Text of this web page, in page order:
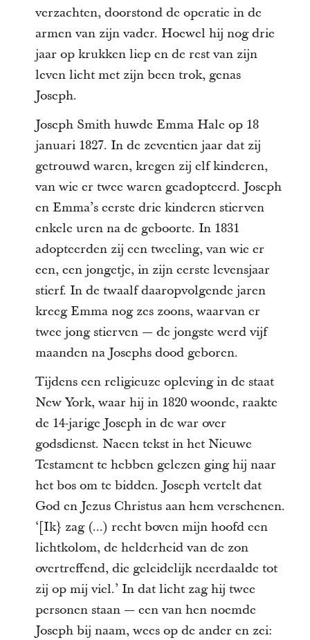
verzachten, doorstond de operatie in de
armen van zijn vader. Hoewel hij nog drie
jaar op krukken liep en de rest van zijn
leven licht met zijn been trok, genas
Joseph.
Joseph Smith huwde Emma Hale op 18
januari 1827. In de zeventien jaar dat zij
getrouwd waren, kregen zij elf kinderen,
van wie er twee waren geadopteerd. Joseph
en Emma’s eerste drie kinderen stierven
enkele uren na de geboorte. In 1831
adopteerden zij een tweeling, van wie er
een, een jongetje, in zijn eerste levensjaar
stierf. In de twaalf daaropvolgende jaren
kreeg Emma nog zes zoons, waarvan er
twee jong stierven — de jongste werd vijf
maanden na Josephs dood geboren.
Tijdens een religieuze opleving in de staat
New York, waar hij in 1820 woonde, raakte
de 14-jarige Joseph in de war over
godsdienst. Naeen tekst in het Nieuwe
Testament te hebben gelezen ging hij naar
het bos om te bidden. Joseph vertelt dat
God en Jezus Christus aan hem verschenen.
‘[Ik} zag (...) recht boven mijn hoofd een
lichtkolom, de helderheid van de zon
overtreffend, die geleidelijk neerdaalde tot
zij op mij viel.’ In dat licht zag hij twee
personen staan — een van hen noemde
Joseph bij naam, wees op de ander en zei: